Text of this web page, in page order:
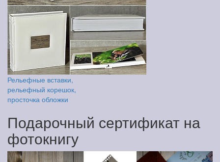
Рельефные вставки,
рельефный корешок,
просточка обложки
Подарочный сертификат на
фотокнигу